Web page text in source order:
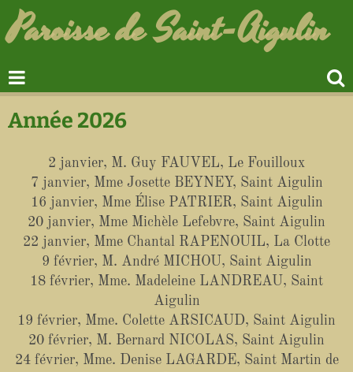
Paroisse de Saint-Aigulin
Année 2026
2 janvier, M. Guy FAUVEL, Le Fouilloux
7 janvier, Mme Josette BEYNEY, Saint Aigulin
16 janvier, Mme Élise PATRIER, Saint Aigulin
20 janvier, Mme Michèle Lefebvre, Saint Aigulin
22 janvier, Mme Chantal RAPENOUIL, La Clotte
9 février, M. André MICHOU, Saint Aigulin
18 février, Mme. Madeleine LANDREAU, Saint
Aigulin
19 février, Mme. Colette ARSICAUD, Saint Aigulin
20 février, M. Bernard NICOLAS, Saint Aigulin
24 février, Mme. Denise LAGARDE, Saint Martin de